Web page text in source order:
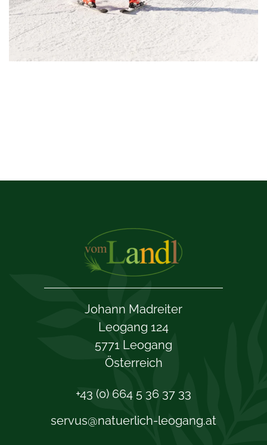
Johann Madreiter
Leogang 124
5771 Leogang
Österreich
+43 (0) 664 5 36 37 33
servus@natuerlich-leogang.at